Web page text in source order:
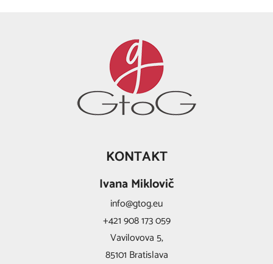
KONTAKT
Ivana Miklovič
info@gtog.eu
+421 908 173 059
Vavilovova 5,
85101 Bratislava